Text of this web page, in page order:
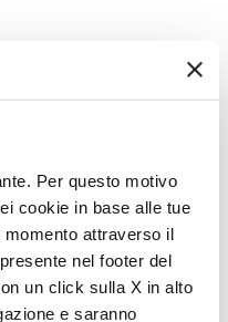
Per questo motivo
cookie in base alle tue
attraverso il
nel footer del
un click sulla X in alto
e saranno